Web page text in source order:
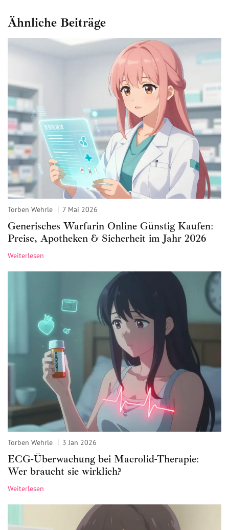
Ähnliche Beiträge
Torben Wehrle 7 Mai 2026
Generisches Warfarin Online Günstig Kaufen:
Preise, Apotheken & Sicherheit im Jahr 2026
Weiterlesen
Torben Wehrle 3 Jan 2026
ECG-Überwachung bei Macrolid-Therapie:
Wer braucht sie wirklich?
Weiterlesen